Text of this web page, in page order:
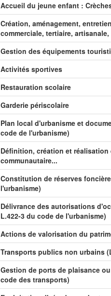
Accueil du jeune enfant :
Création, aménagement,
commerciale, tertiaire,
Gestion des équipements
Activités sportives
Restauration scolaire
Garderie périscolaire
Plan local d'urbanisme et
code de l'urbanisme)
Définition, création et
communautaire...
Constitution de réserves
l'urbanisme)
Délivrance des autorisations
L.422-3 du code de l'urbanisme)
Actions de valorisation du
Transports publics non urbains
Gestion de ports de plaisance
code des transports)